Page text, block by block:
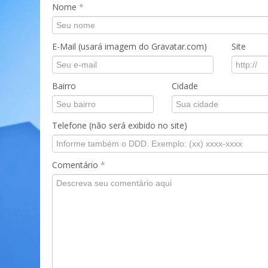
Nome *
E-Mail (usará imagem do Gravatar.com) Site
Bairro Cidade
Telefone (não será exibido no site)
Comentário *